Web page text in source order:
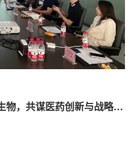
中国生物领导团队莅临青澜生物，共谋医药创新与战略合作新里程